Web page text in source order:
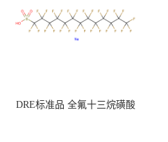
DRE标准品 全氟十三烷磺酸